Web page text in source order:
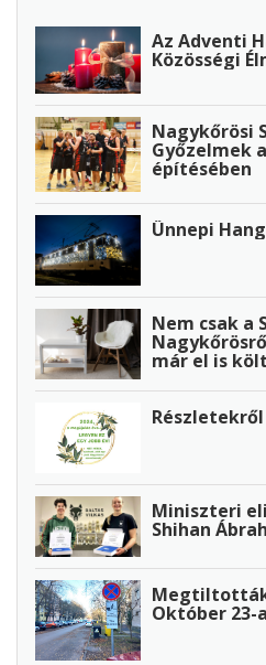
Az Adventi
Közösségi
Nagykőrösi
Győzelmek
építésében
Ünnepi
Nem csak a
már el is
Miniszteri
Shihan
Október